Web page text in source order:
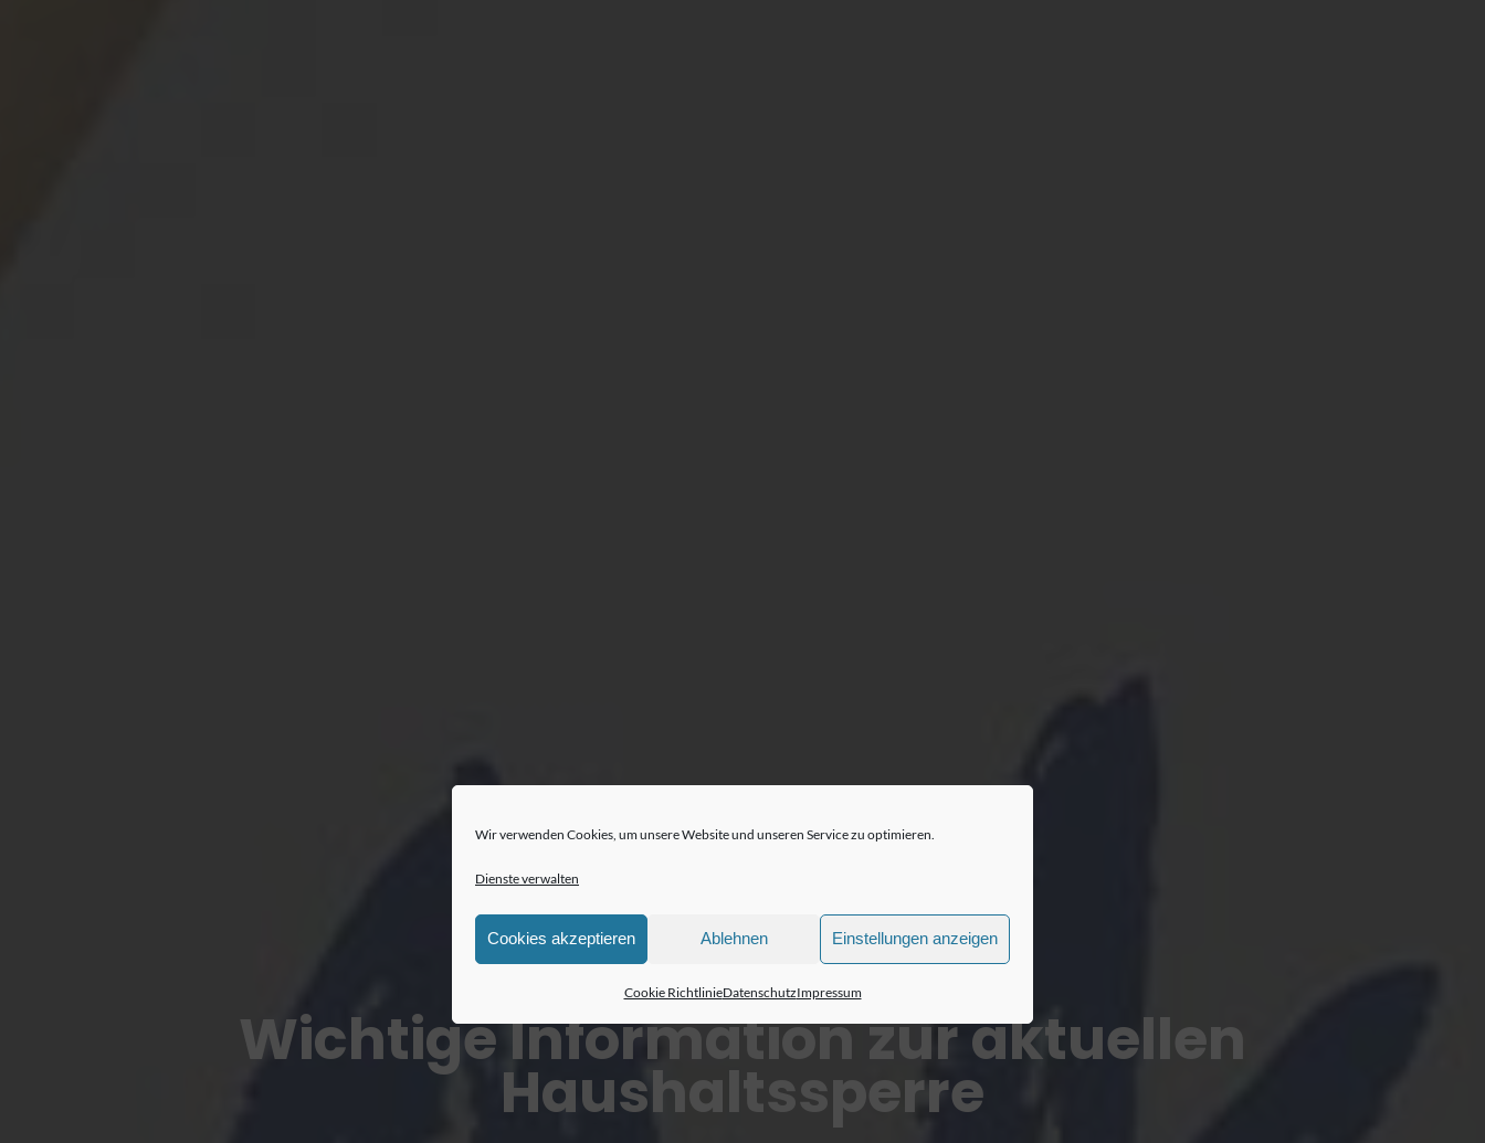
Wir verwenden Cookies, um unsere Website und unseren Service zu optimieren.
Dienste verwalten
Cookies akzeptieren Ablehnen Einstellungen anzeigen
Cookie RichtlinieDatenschutzImpressum
Wichtige Information zur aktuellen
Haushaltssperre